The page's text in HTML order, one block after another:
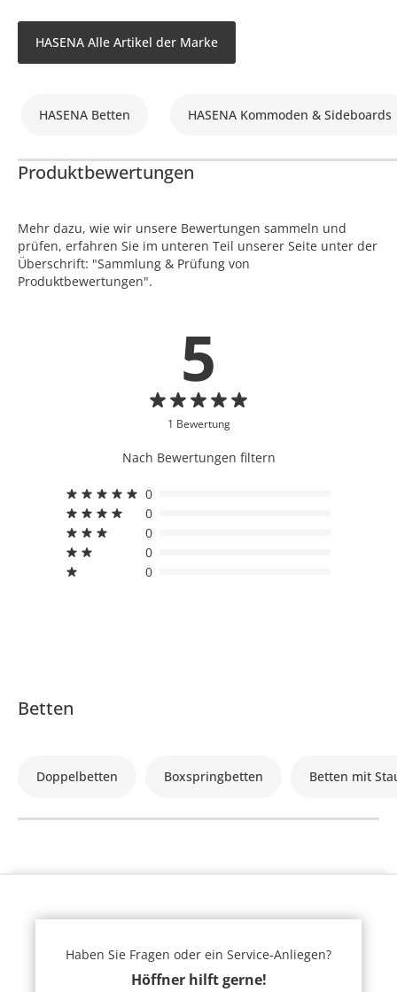
HASENA Alle Artikel der Marke
HASENA Betten HASENA Kommoden & Sideboards
Produktbewertungen
Mehr dazu, wie wir unsere Bewertungen sammeln und
prüfen, erfahren Sie im unteren Teil unserer Seite unter der
Überschrift: "Sammlung & Prüfung von
Produktbewertungen".
5
1 Bewertung
Nach Bewertungen filtern
0
0
0
0
0
Betten
Doppelbetten Boxspringbetten Betten mit
Haben Sie Fragen oder ein Service-Anliegen?
Höffner hilft gerne!